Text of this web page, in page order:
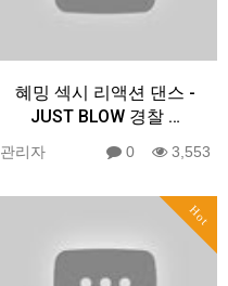
혜밍 섹시 리액션 댄스 -
JUST BLOW 경찰 …
관리자 0 3,553
Hot